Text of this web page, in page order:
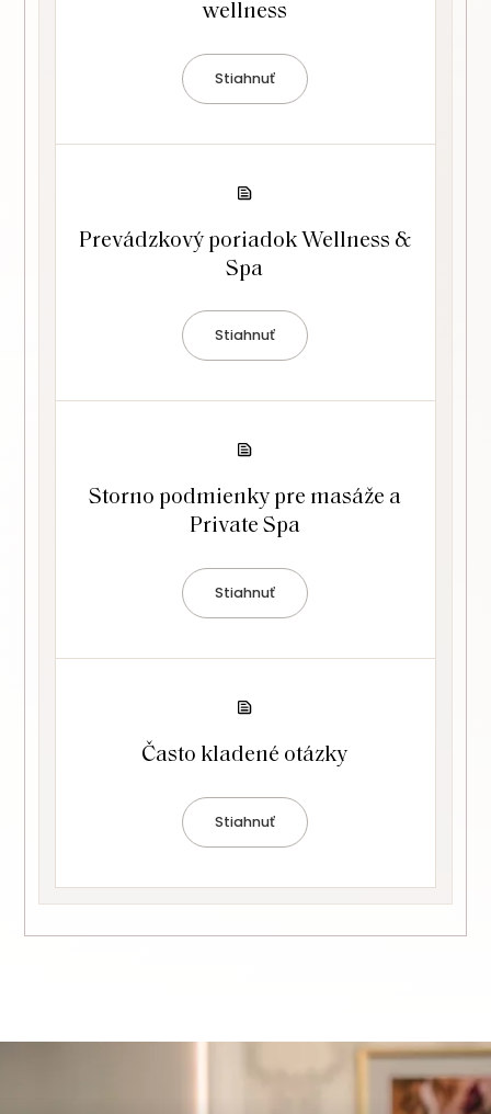
wellness
Stiahnuť
Prevádzkový poriadok Wellness &
Spa
Stiahnuť
Storno podmienky pre masáže a
Private Spa
Stiahnuť
Často kladené otázky
Stiahnuť